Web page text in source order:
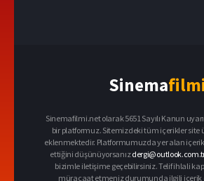
Sinemafilmi
Sinemafilmi.net olarak 5651 Sayılı Kanun
bir platformuz. Sitemizdeki tüm içerikler site
eklenmektedir. Platformumuzda yer alan
ettiğini düşünüyorsanız
bizimle iletişime geçebilirsiniz. Telif ihlali
müracaat etmeniz durumunda ilgili içerik